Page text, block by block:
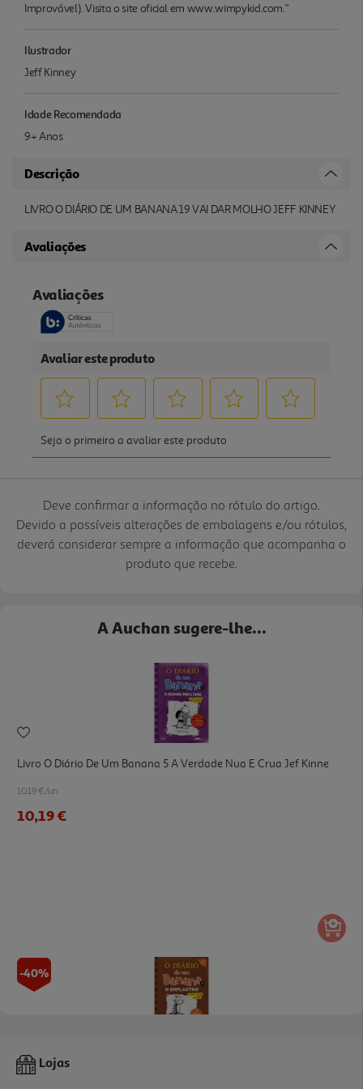
Improvável). Visita o site oficial em www.wimpykid.com."
Ilustrador
Jeff Kinney
Idade Recomendada
9+ Anos
Descrição
LIVRO O DIÁRIO DE UM BANANA 19 VAI DAR MOLHO JEFF KINNEY
Avaliações
Deve confirmar a informação no rótulo do artigo.
Devido a possíveis alterações de embalagens e/ou rótulos,
deverá considerar sempre a informação que acompanha o
produto que recebe.
A Auchan sugere-lhe...
Livro O Diário De Um Banana 5 A Verdade Nua E Crua Jef Kinne
10.19 €/un
10,19 €
-40%
Livro O Diário De Um Banana 7 O Emplastro ! - Jeff Kinney
Lojas